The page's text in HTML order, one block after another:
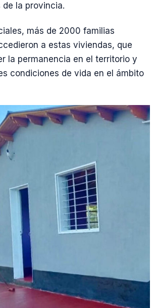
la provincia.
más de 2000 familias
a estas viviendas, que
la permanencia en el territorio y
condiciones de vida en el ámbito